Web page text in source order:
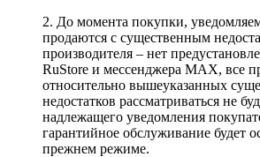
2. До момента покупки,
продаются с существенным
производителя – нет
RuStore и мессенджера MAX, все
относительно вышеуказанных
недостатков рассматриваться не
надлежащего уведомления
гарантийное обслуживание будет
прежнем режиме.